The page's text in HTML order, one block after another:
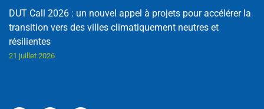
DUT Call 2026 : un nouvel appel à projets pour accélérer la
transition vers des villes climatiquement neutres et
résilientes
21 juillet 2026